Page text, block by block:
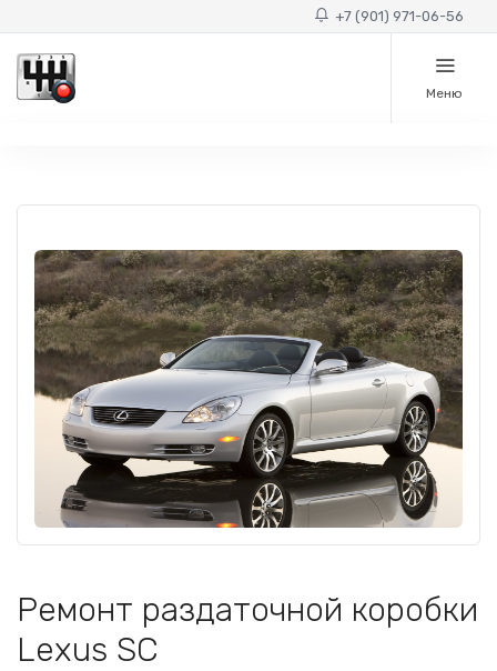
+7 (901) 971-06-56
Меню
Ремонт раздаточной коробки
Lexus SC